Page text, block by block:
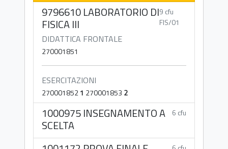
9796610 LABORATORIO DI
FISICA III
9 cfu
FIS/01
DIDATTICA FRONTALE
270001851
ESERCITAZIONI
2700018521 270001853 2
1000975 INSEGNAMENTO A
SCELTA
6 cfu